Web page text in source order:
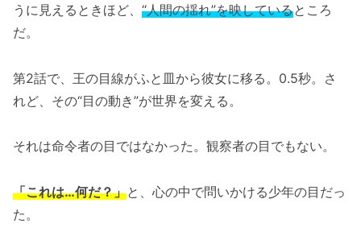
うに見えるときほど、 “人間の揺れ”を映しているところ
だ。
第2話で、王の目線がふと皿から彼女に移る。0.5秒。さ
れど、その“目の動き”が世界を変える。
それは命令者の目ではなかった。観察者の目でもない。
「これは…何だ？」と、心の中で問いかける少年の目だっ
た。